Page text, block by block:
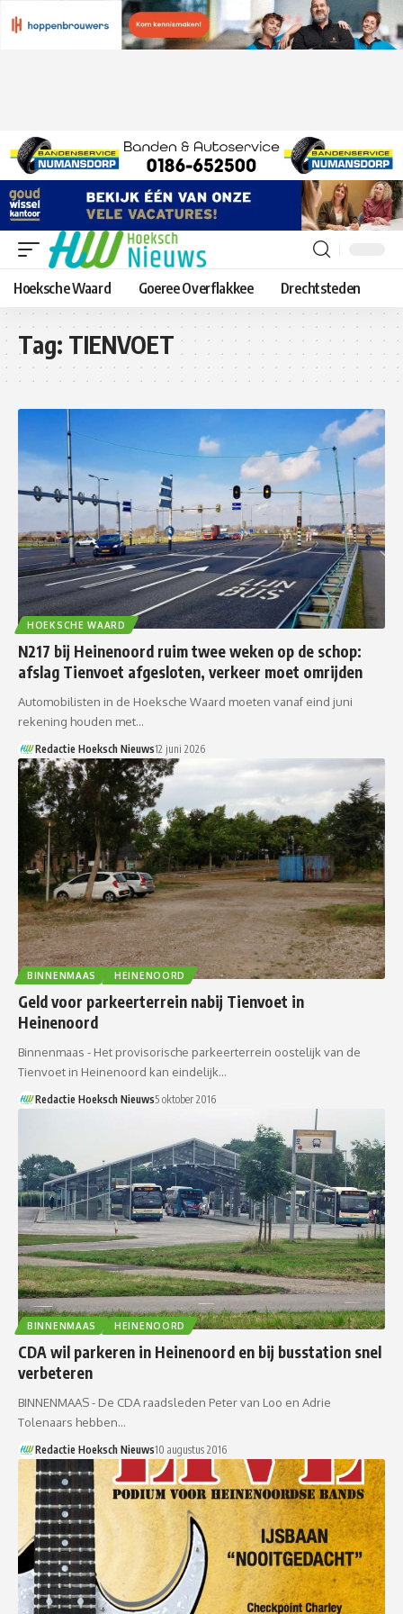
Hoeksche Waard Goeree Overflakkee Drechtsteden
Tag: TIENVOET
HOEKSCHE WAARD
N217 bij Heinenoord ruim twee weken op de schop:
afslag Tienvoet afgesloten, verkeer moet omrijden
Automobilisten in de Hoeksche Waard moeten vanaf eind juni
rekening houden met…
Redactie Hoeksch Nieuws12 juni 2026
BINNENMAAS HEINENOORD
Geld voor parkeerterrein nabij Tienvoet in
Heinenoord
Binnenmaas - Het provisorische parkeerterrein oostelijk van de
Tienvoet in Heinenoord kan eindelijk…
Redactie Hoeksch Nieuws5 oktober 2016
BINNENMAAS HEINENOORD
CDA wil parkeren in Heinenoord en bij busstation snel
verbeteren
BINNENMAAS - De CDA raadsleden Peter van Loo en Adrie
Tolenaars hebben…
Redactie Hoeksch Nieuws10 augustus 2016